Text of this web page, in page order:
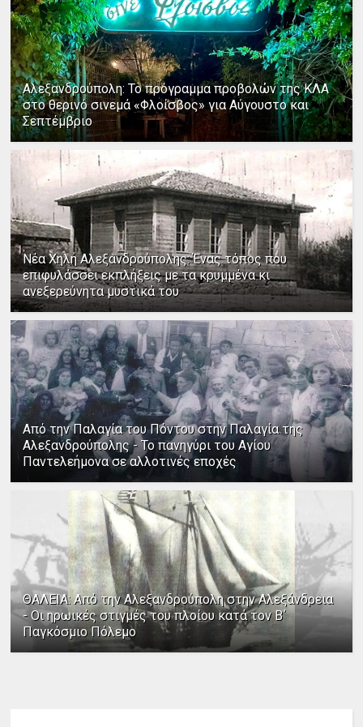
Αλεξανδρούπολη: Το πρόγραμμα προβολών της ΚΛΑ
στο θερινό σινεμά «Φλοίσβος» για Αύγουστο και
Σεπτέμβριο
Νέα Χηλή Αλεξανδρούπολης: Ένας τόπος που
επιφυλάσσει εκπλήξεις με τα κρυμμένα κι
ανεξερεύνητα μυστικά του
Από την Παλαγία του Πόντου στην Παλαγία της
Αλεξανδρούπολης - Το πανηγύρι του Αγίου
Παντελεήμονα σε αλλοτινές εποχές
ΘΑΛΕΙΑ: Από την Αλεξανδρούπολη στην Αλεξάνδρεια
- Οι ηρωικές στιγμές του πλοίου κατά τον Β΄
Παγκόσμιο Πόλεμο